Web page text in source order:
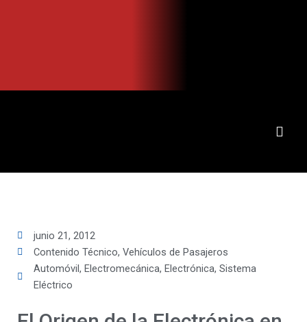
junio 21, 2012
Contenido Técnico, Vehículos de Pasajeros
Automóvil, Electromecánica, Electrónica, Sistema
Eléctrico